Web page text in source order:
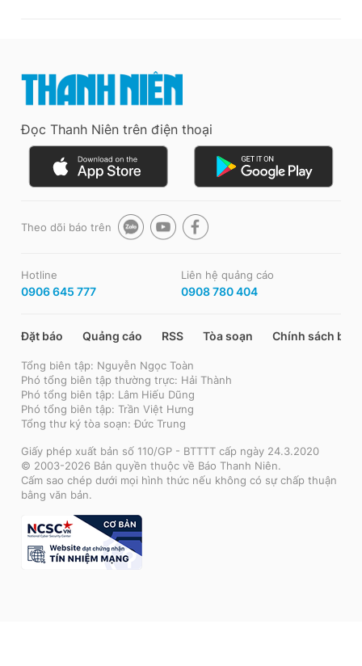
Đọc Thanh Niên trên điện thoại
Theo dõi báo trên
Hotline
0906 645 777
Liên hệ quảng cáo
0908 780 404
Đặt báo Quảng cáo RSS Tòa soạn Chính sách bảo
Tổng biên tập: Nguyễn Ngọc Toàn
Phó tổng biên tập thường trực: Hải Thành
Phó tổng biên tập: Lâm Hiếu Dũng
Phó tổng biên tập: Trần Việt Hưng
Tổng thư ký tòa soạn: Đức Trung
Giấy phép xuất bản số 110/GP - BTTTT cấp ngày 24.3.2020
© 2003-2026 Bản quyền thuộc về Báo Thanh Niên.
Cấm sao chép dưới mọi hình thức nếu không có sự chấp thuận
bằng văn bản.